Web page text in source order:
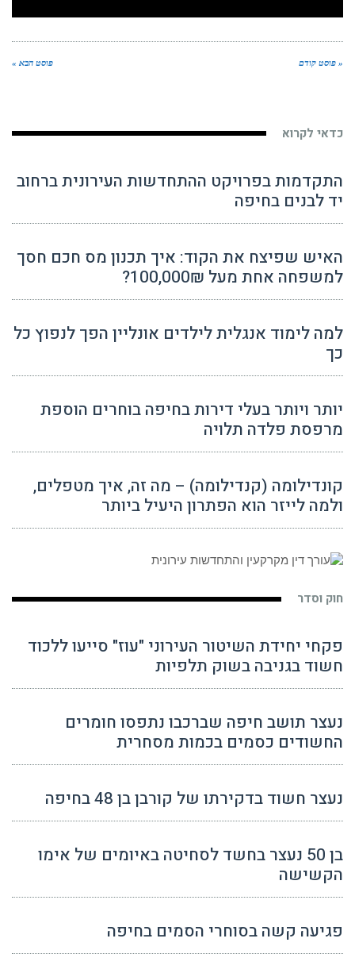
« פוסט קודם פוסט הבא »
כדאי לקרוא
התקדמות בפרויקט ההתחדשות העירונית ברחוב
יד לבנים בחיפה
האיש שפיצח את הקוד: איך תכנון מס חכם חסך
למשפחה אחת מעל 100,000₪?
למה לימוד אנגלית לילדים אונליין הפך לנפוץ כל
כך
יותר ויותר בעלי דירות בחיפה בוחרים הוספת
מרפסת פלדה תלויה
קונדילומה (קנדילומה) – מה זה, איך מטפלים,
ולמה לייזר הוא הפתרון היעיל ביותר
חוק וסדר
פקחי יחידת השיטור העירוני "עוז" סייעו ללכוד
חשוד בגניבה בשוק תלפיות
נעצר תושב חיפה שברכבו נתפסו חומרים
החשודים כסמים בכמות מסחרית
נעצר חשוד בדקירתו של קורבן בן 48 בחיפה
בן 50 נעצר בחשד לסחיטה באיומים של אימו
הקשישה
פגיעה קשה בסוחרי הסמים בחיפה